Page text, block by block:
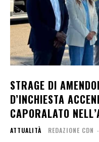
STRAGE DI
D’INCHIESTA
CAPORALATO
ATTUALITÀ REDAZIONE CDN -